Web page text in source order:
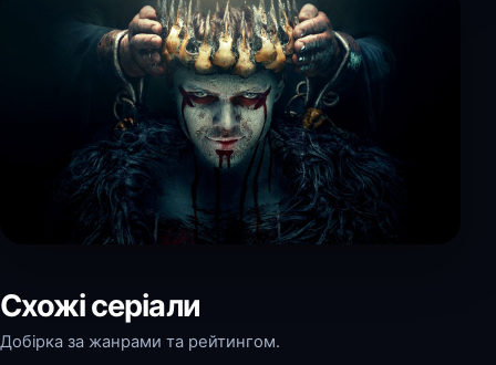
Схожі серіали
Добірка за жанрами та рейтингом.